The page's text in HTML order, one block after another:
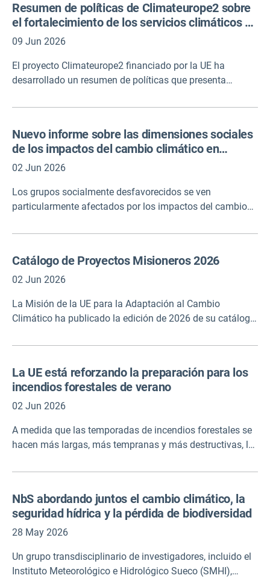
ayudar a los responsables de la toma de decisiones, las
comunidades y los ciudadanos a comprender y responder
a los crecientes impactos del cambio climático.
Resumen de políticas de Climateurope2 sobre
el fortalecimiento de los servicios climáticos a
través de normas
09 Jun 2026
El proyecto Climateurope2 financiado por la UE ha
desarrollado un resumen de políticas que presenta
garantía de calidad pueden fortalecer la usabilidad y
credibilidad científica por sí sola es insuficiente, y que los
servicios climáticos de alta calidad también deben ser
relevantes para los contextos de toma de decisiones y
transparentes y responsables.
Nuevo informe sobre las dimensiones sociales
de los impactos del cambio climático en
Alemania
02 Jun 2026
Los grupos socialmente desfavorecidos se ven
particularmente afectados por los impactos del cambio
de vivienda o salud. Los factores sociales pueden influir
superponerse y reforzarse entre sí. El proyecto tenía por
objeto identificar a los grupos vulnerables y formular
Alemania. El informe incluye un resumen de ocho
páginas en inglés.
Catálogo de Proyectos Misioneros 2026
02 Jun 2026
La Misión de la UE para la Adaptación al Cambio
Climático ha publicado la edición de 2026 de su catálogo
financiados por Horizonte Europa que están convirtiendo
reforzar la resiliencia frente a inundaciones, sequías, olas
de calor, incendios forestales, aumento del nivel del mar y
otros riesgos climáticos. El catálogo muestra ejemplos de
climático en su región y en toda Europa.
La UE está reforzando la preparación para los
incendios forestales de verano
02 Jun 2026
A medida que las temporadas de incendios forestales se
hacen más largas, más tempranas y más destructivas, la
climático mediante el despliegue de un número récord de
proteger vidas, hogares y naturaleza en el verano de
2026.
NbS abordando juntos el cambio climático, la
seguridad hídrica y la pérdida de biodiversidad
28 May 2026
Un grupo transdisciplinario de investigadores, incluido el
Instituto Meteorológico e Hidrológico Sueco (SMHI),